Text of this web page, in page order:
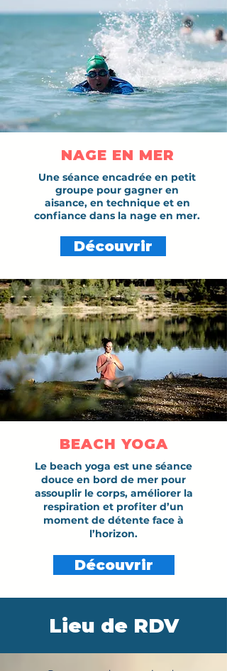
NAGE EN MER
Une séance encadrée en petit
groupe pour gagner en
aisance, en technique et en
confiance dans la nage en mer.
Découvrir
BEACH YOGA
Le beach yoga est une séance
douce en bord de mer pour
assouplir le corps, améliorer la
respiration et profiter d’un
moment de détente face à
l’horizon.
Découvrir
Lieu de RDV